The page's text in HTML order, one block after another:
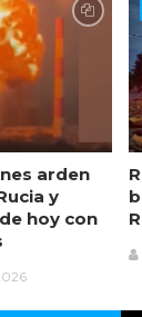
arden
y
hoy con